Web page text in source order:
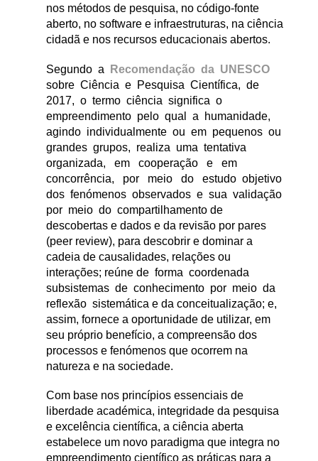
nos métodos de pesquisa, no código-fonte
aberto, no software e infraestruturas, na ciência
cidadã e nos recursos educacionais abertos.
Segundo a
Recomendação da UNESCO
sobre Ciência e Pesquisa Científica, de
2017, o termo ciência significa o
empreendimento pelo qual a humanidade,
agindo individualmente ou em pequenos ou
grandes grupos, realiza uma tentativa
organizada, em cooperação e em
concorrência, por meio do estudo objetivo
dos fenómenos observados e sua validação
por meio do compartilhamento de
descobertas e dados e da revisão por pares
(peer review), para descobrir e dominar a
cadeia de causalidades, relações ou
interações; reúne de forma coordenada
subsistemas de conhecimento por meio da
reflexão sistemática e da conceitualização; e,
assim, fornece a oportunidade de utilizar, em
seu próprio benefício, a compreensão dos
processos e fenómenos que ocorrem na
natureza e na sociedade.
Com base nos princípios essenciais de
liberdade académica, integridade da pesquisa
e excelência científica, a ciência aberta
estabelece um novo paradigma que integra no
empreendimento científico as práticas para a